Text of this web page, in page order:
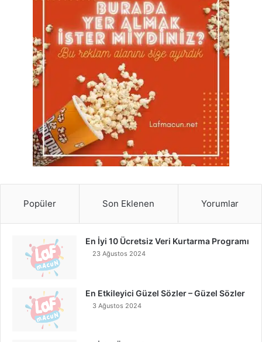
Popüler Son Eklenen Yorumlar
En İyi 10 Ücretsiz Veri Kurtarma Programı
23 Ağustos 2024
En Etkileyici Güzel Sözler – Güzel Sözler
3 Ağustos 2024